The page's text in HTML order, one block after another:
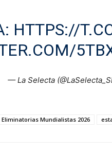
HTTPS://
— La Selecta
Eliminatorias Mundialistas 2026